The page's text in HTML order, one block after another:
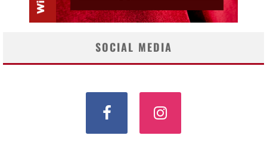
SOCIAL MEDIA